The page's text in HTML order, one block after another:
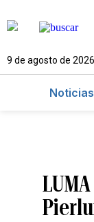
9 de agosto de 2026
Noticias